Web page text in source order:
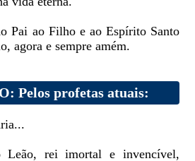
Pai ao Filho e ao Espírito Santo
agora e sempre amém.
Pelos profetas atuais:
Leão, rei imortal e invencível,